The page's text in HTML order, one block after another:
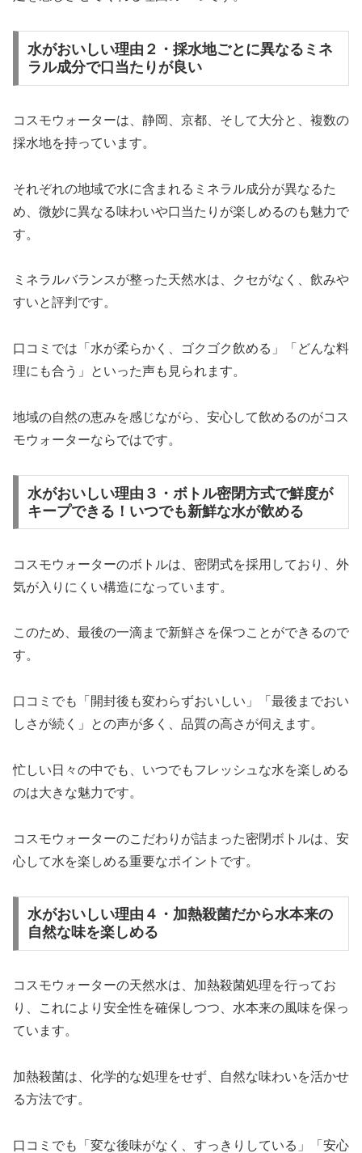
水がおいしい理由２・採水地ごとに異なるミネ
ラル成分で口当たりが良い
コスモウォーターは、静岡、京都、そして大分と、複数の
採水地を持っています。
それぞれの地域で水に含まれるミネラル成分が異なるた
め、微妙に異なる味わいや口当たりが楽しめるのも魅力で
す。
ミネラルバランスが整った天然水は、クセがなく、飲みや
すいと評判です。
口コミでは「水が柔らかく、ゴクゴク飲める」「どんな料
理にも合う」といった声も見られます。
地域の自然の恵みを感じながら、安心して飲めるのがコス
モウォーターならではです。
水がおいしい理由３・ボトル密閉方式で鮮度が
キープできる！いつでも新鮮な水が飲める
コスモウォーターのボトルは、密閉式を採用しており、外
気が入りにくい構造になっています。
このため、最後の一滴まで新鮮さを保つことができるので
す。
口コミでも「開封後も変わらずおいしい」「最後までおい
しさが続く」との声が多く、品質の高さが伺えます。
忙しい日々の中でも、いつでもフレッシュな水を楽しめる
のは大きな魅力です。
コスモウォーターのこだわりが詰まった密閉ボトルは、安
心して水を楽しめる重要なポイントです。
水がおいしい理由４・加熱殺菌だから水本来の
自然な味を楽しめる
コスモウォーターの天然水は、加熱殺菌処理を行ってお
り、これにより安全性を確保しつつ、水本来の風味を保っ
ています。
加熱殺菌は、化学的な処理をせず、自然な味わいを活かせ
る方法です。
口コミでも「変な後味がなく、すっきりしている」「安心